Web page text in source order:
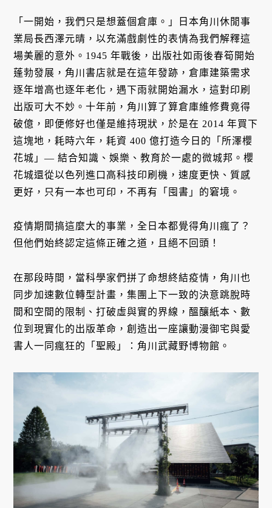
「一開始，我們只是想蓋個倉庫。」日本角川休閒事
業局長西澤元晴，以充滿戲劇性的表情為我們解釋這
場美麗的意外。1945 年戰後，出版社如雨後春筍開始
蓬勃發展，角川書店就是在這年發跡，倉庫建築需求
逐年增高也逐年老化，遇下雨就開始漏水，這對印刷
出版可大不妙。十年前，角川算了算倉庫維修費竟得
破億，即便修好也僅是維持現狀，於是在 2014 年買下
這塊地，耗時六年，耗資 400 億打造今日的「所澤櫻
花城」— 結合知識、娛樂、教育於一處的微城邦。櫻
花城還從以色列進口高科技印刷機，速度更快、質感
更好，只有一本也可印，不再有「囤書」的窘境。
疫情期間搞這麼大的事業，全日本都覺得角川瘋了？
但他們始終認定這條正確之道，且絕不回頭！
在那段時間，當科學家們拼了命想終結疫情，角川也
同步加速數位轉型計畫，集團上下一致的決意跳脫時
間和空間的限制、打破虛與實的界線，醞釀紙本、數
位到現實化的出版革命，創造出一座讓動漫御宅與愛
書人一同瘋狂的「聖殿」：角川武藏野博物館。